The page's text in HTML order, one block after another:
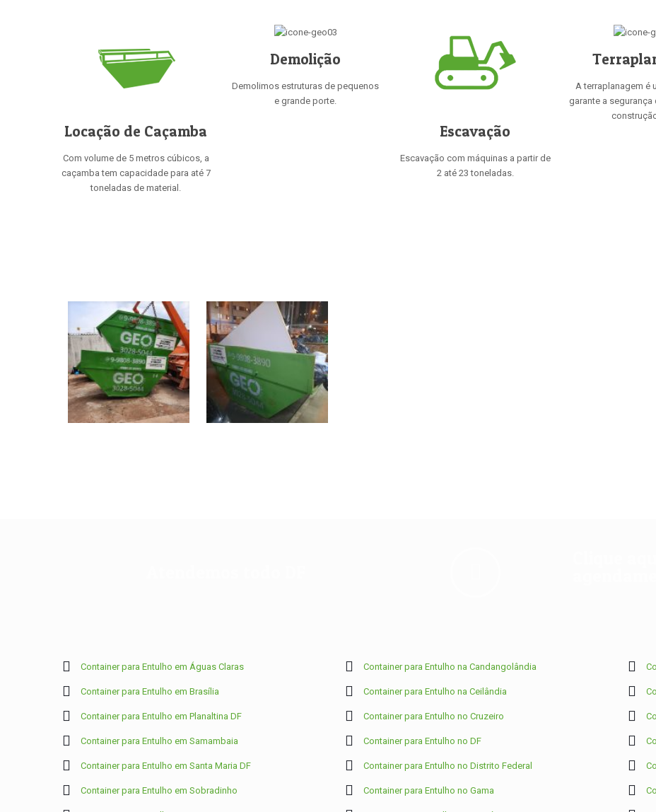
Locação de Caçamba
Com volume de 5 metros cúbicos, a
caçamba tem capacidade para até 7
toneladas de material.
Demolição
Demolimos estruturas de pequenos
e grande porte.
Escavação
Escavação com máquinas a partir de
2 até 23 toneladas.
A terraplanagem é
garante a
Container para Entulho em Águas Claras
Container para Entulho em Brasília
Container para Entulho em Planaltina DF
Container para Entulho em Samambaia
Container para Entulho em Santa Maria DF
Container para Entulho em Sobradinho
Container para Entulho na Candangolândia
Container para Entulho na Ceilândia
Container para Entulho no Cruzeiro
Container para Entulho no DF
Container para Entulho no Distrito Federal
Container para Entulho no Gama